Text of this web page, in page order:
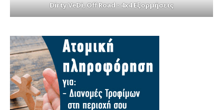
Dirty VeDi, Off Road - 4x4 Εξορμήσεις